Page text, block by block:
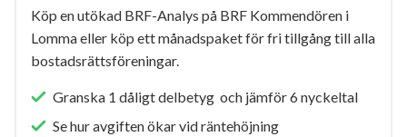
Köp en utökad BRF-Analys på BRF Kommendören i
Lomma eller köp ett månadspaket för fri tillgång till alla
bostadsrättsföreningar.
Granska 1 dåligt delbetyg och jämför 6 nyckeltal
Se hur avgiften ökar vid räntehöjning